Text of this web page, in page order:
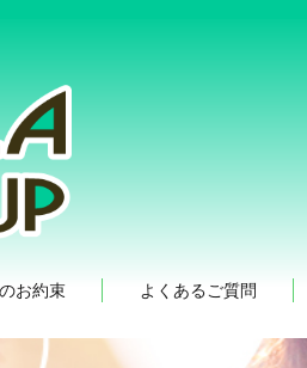
お約束 よくあるご質問